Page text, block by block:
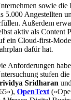
sowie
5.000 Angestellten
Außerdem
aktiv als Content
ein Cloud-first-
dafür hat.
Anforderungen
stufen
Sridharan
OpenText